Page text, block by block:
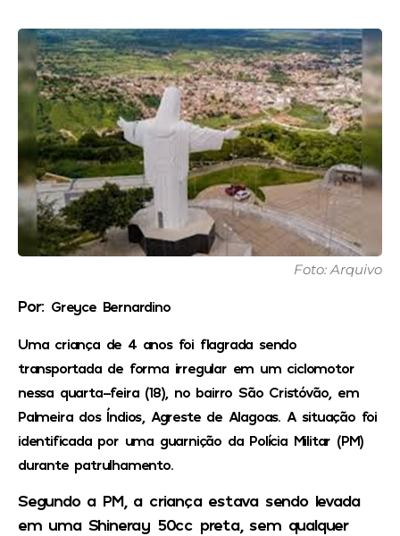
Foto: Arquivo
Por: Greyce Bernardino
Uma criança de 4 anos foi flagrada sendo
transportada de forma irregular em um ciclomotor
nessa quarta-feira (18), no bairro São Cristóvão, em
Palmeira dos Índios, Agreste de Alagoas. A situação foi
identificada por uma guarnição da Polícia Militar (PM)
durante patrulhamento.
Segundo a PM, a criança estava sendo levada
em uma Shineray 50cc preta, sem qualquer